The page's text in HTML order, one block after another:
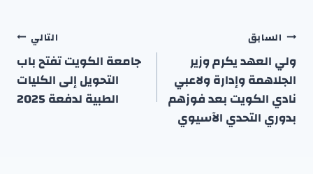
تصفّح
المقالات
السابق
ولي العهد يكرم وزير
الجلاهمة وإدارة ولاعبي
نادي الكويت بعد فوزهم
بدوري التحدي الآسيوي
التالي
جامعة الكويت تفتح باب
التحويل إلى الكليات
الطبية لدفعة 2025